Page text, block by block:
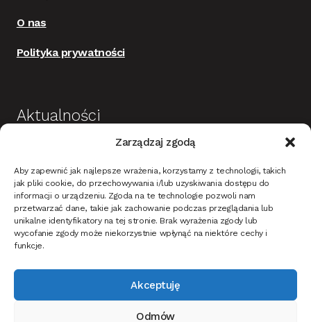
Zarządzaj zgodą
Aby zapewnić jak najlepsze wrażenia, korzystamy z technologii, takich
jak pliki cookie, do przechowywania i/lub uzyskiwania dostępu do
informacji o urządzeniu. Zgoda na te technologie pozwoli nam
przetwarzać dane, takie jak zachowanie podczas przeglądania lub
unikalne identyfikatory na tej stronie. Brak wyrażenia zgody lub
wycofanie zgody może niekorzystnie wpłynąć na niektóre cechy i
funkcje.
Akceptuję
Odmów
O nas
Polityka prywatności
Aktualności
Budowa i wykończenie domu jako dobra
inwestycja
Mieszkanie w stylu nowoczesnym – na co
zwrócić uwagę?
Oświetlenie ciemnych ścian i tapet w korytarzu –
Jak oświetlić dom i ogród na Święta Bożego
narodzenia?